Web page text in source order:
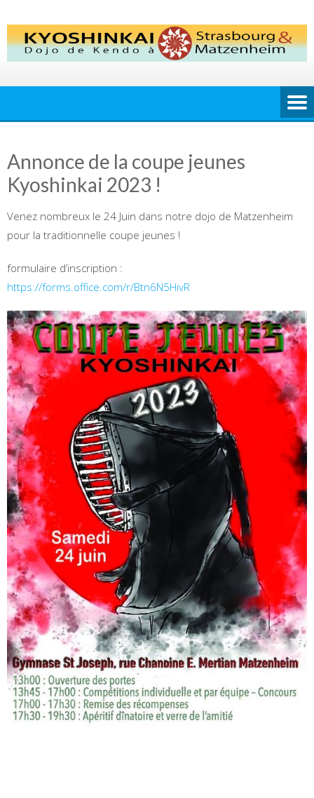
to
content
Annonce de la coupe jeunes
Kyoshinkai 2023 !
Venez nombreux le 24 Juin dans notre dojo de Matzenheim
pour la traditionnelle coupe jeunes !
formulaire d’inscription :
https://forms.office.com/r/Btn6N5HivR